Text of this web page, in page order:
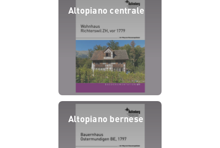
Altopiano centrale
Altopiano bernese